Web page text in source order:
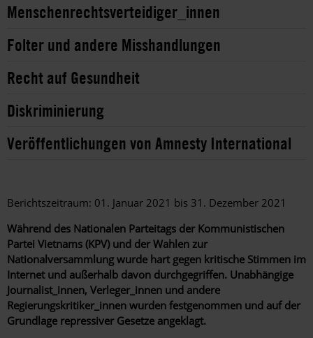
Menschenrechtsverteidiger_innen
Folter und andere Misshandlungen
Recht auf Gesundheit
Diskriminierung
Veröffentlichungen von Amnesty International
Berichtszeitraum: 01. Januar 2021 bis 31. Dezember 2021
Während des Nationalen Parteitags der Kommunistischen
Partei Vietnams (KPV) und der Wahlen zur
Nationalversammlung wurde hart gegen kritische Stimmen im
Internet und außerhalb davon durchgegriffen. Unabhängige
Journalist_innen, Verleger_innen und andere
Regierungskritiker_innen wurden festgenommen und auf der
Grundlage repressiver Gesetze angeklagt.